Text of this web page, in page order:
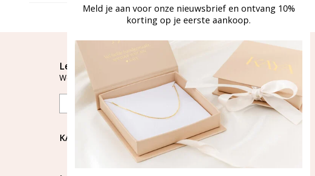
Let's stay in touch
Word lid van onze mailinglijst
KAYA Sieraden
Bellen of WhatsApp Ma-Vr
tussen 09:00-17:00
Meld je aan voor onze nieuwsbrief en ontvang 10%
korting op je eerste aankoop.